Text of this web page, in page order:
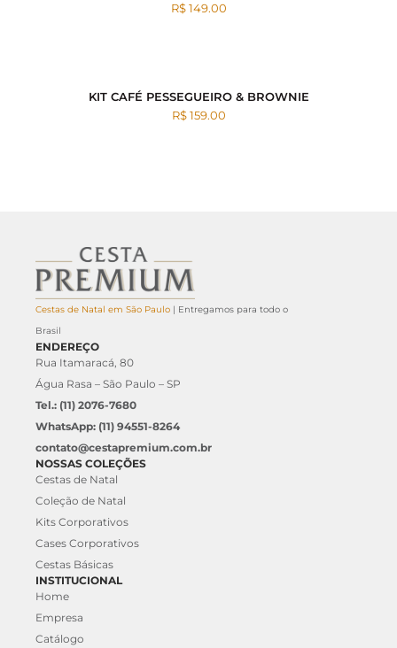
R$ 149.00
KIT CAFÉ PESSEGUEIRO & BROWNIE
R$ 159.00
Cestas de Natal em São Paulo | Entregamos para todo o
Brasil
ENDEREÇO
Rua Itamaracá, 80
Água Rasa – São Paulo – SP
Tel.: (11) 2076-7680
WhatsApp: (11) 94551-8264
contato@cestapremium.com.br
NOSSAS COLEÇÕES
Cestas de Natal
Coleção de Natal
Kits Corporativos
Cases Corporativos
Cestas Básicas
INSTITUCIONAL
Home
Empresa
Catálogo